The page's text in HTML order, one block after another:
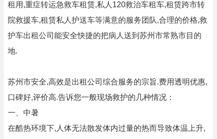
租用,重症转运急救车租赁,私人120救治车租车,租赁跨市转
院救援车,租赁私人护送车等满意的服务团队,合理的价格,救
护车出租公司能安全快捷的把病人送到苏州市常熟市目的
地.
苏州市安全,高效是出租公司综合服务的宗旨.费用透明优惠,
口碑好,评价高.告诉您一般现场救护的几种情况：
一、中暑
在酷热环境下,人体无法散发体内过量的热而导致体温上升,